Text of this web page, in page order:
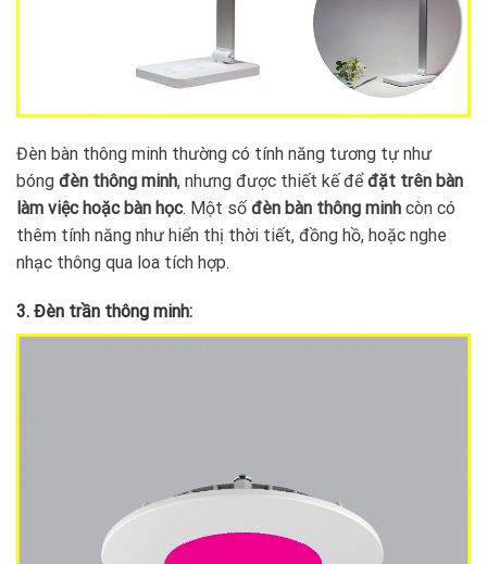
Đèn bàn thông minh thường có tính năng tương tự như
bóng đèn thông minh, nhưng được thiết kế đểđặt trên bàn
làm việc hoặc bàn học. Một số đèn bàn thông minh còn có
thêm tính năng như hiển thị thời tiết, đồng hồ, hoặc nghe
nhạc thông qua loa tích hợp.
3. Đèn trần thông minh: